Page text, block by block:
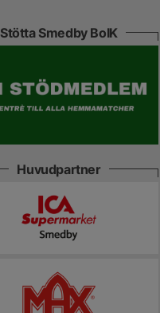
Stötta Smedby BoIK
Huvudpartner